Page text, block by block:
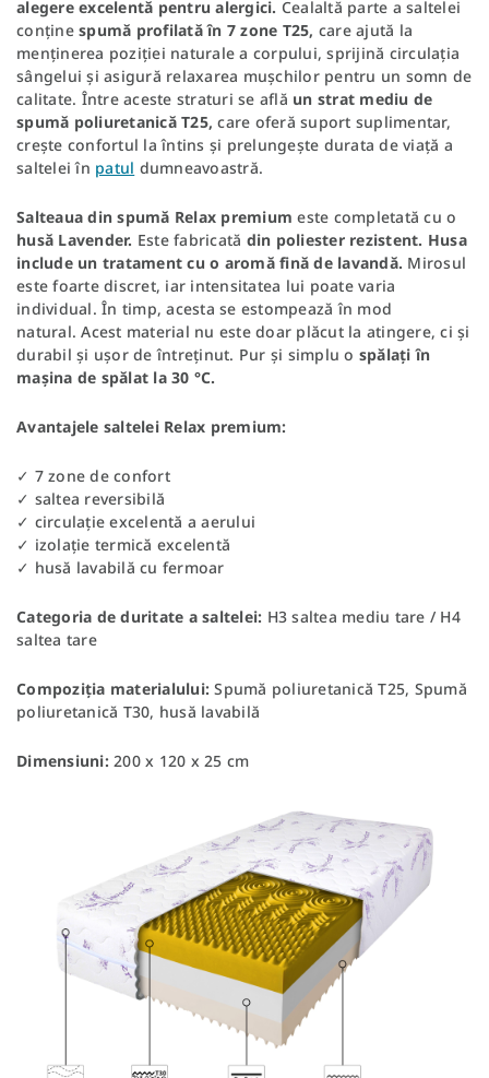
alegere excelentă pentru alergici. Cealaltă parte a saltelei
conține spumă profilată în 7 zone T25, care ajută la
menținerea poziției naturale a corpului, sprijină circulația
sângelui și asigură relaxarea mușchilor pentru un somn de
calitate. Între aceste straturi se află un strat mediu de
spumă poliuretanică T25, care oferă suport suplimentar,
crește confortul la întins și prelungește durata de viață a
saltelei în patul dumneavoastră.
Salteaua din spumă Relax premium este completată cu o
husă Lavender. Este fabricată din poliester rezistent. Husa
include un tratament cu o aromă fină de lavandă. Mirosul
este foarte discret, iar intensitatea lui poate varia
individual. În timp, acesta se estompează în mod
natural. Acest material nu este doar plăcut la atingere, ci și
durabil și ușor de întreținut. Pur și simplu o spălați în
mașina de spălat la 30 °C.
Avantajele saltelei Relax premium:
✓ 7 zone de confort
✓ saltea reversibilă
✓ circulație excelentă a aerului
✓ izolație termică excelentă
✓ husă lavabilă cu fermoar
Categoria de duritate a saltelei: H3 saltea mediu tare / H4
saltea tare
Compoziția materialului:Spumă poliuretanică T25, Spumă
poliuretanică T30, husă lavabilă
Dimensiuni: 200 x 120 x 25 cm